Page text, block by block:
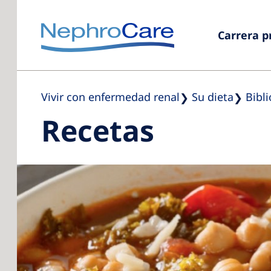
Carrera
Vivir con enfermedad renal Su dieta
Recetas